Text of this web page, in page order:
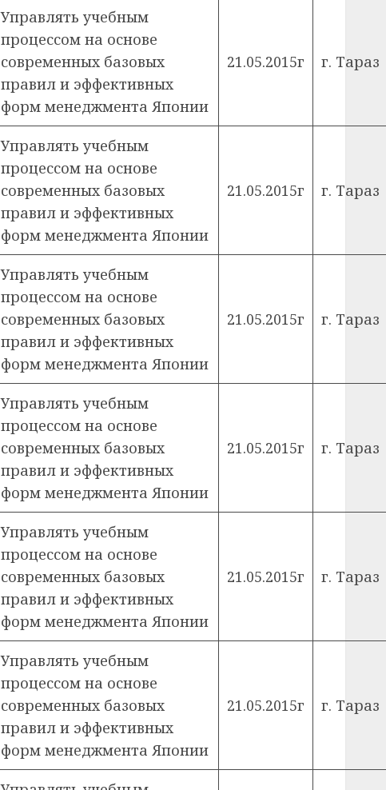
Управлять учебным
процессом на основе
современных базовых
правил и эффективных
форм менеджмента Японии
21.05.2015г г. Тараз
Управлять учебным
процессом на основе
современных базовых
правил и эффективных
форм менеджмента Японии
21.05.2015г г. Тараз
Управлять учебным
процессом на основе
современных базовых
правил и эффективных
форм менеджмента Японии
21.05.2015г г. Тараз
Управлять учебным
процессом на основе
современных базовых
правил и эффективных
форм менеджмента Японии
21.05.2015г г. Тараз
Управлять учебным
процессом на основе
современных базовых
правил и эффективных
форм менеджмента Японии
21.05.2015г г. Тараз
Управлять учебным
процессом на основе
современных базовых
правил и эффективных
форм менеджмента Японии
21.05.2015г г. Тараз